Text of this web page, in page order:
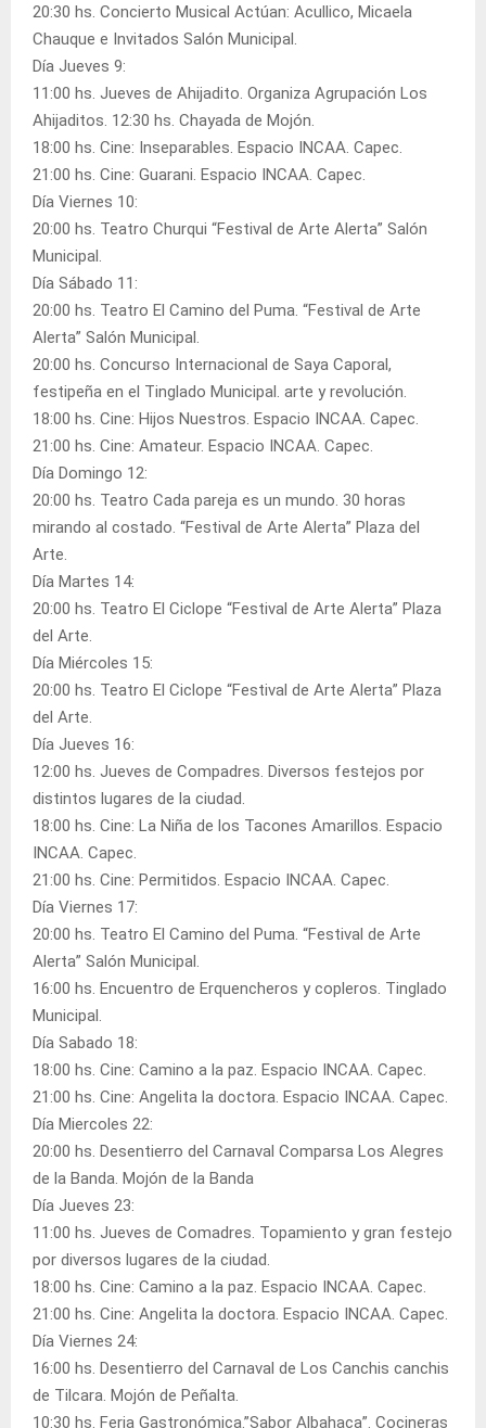
20:30 hs. Concierto Musical Actúan: Acullico, Micaela
Chauque e Invitados Salón Municipal.
Día Jueves 9:
11:00 hs. Jueves de Ahijadito. Organiza Agrupación Los
Ahijaditos. 12:30 hs. Chayada de Mojón.
18:00 hs. Cine: Inseparables. Espacio INCAA. Capec.
21:00 hs. Cine: Guarani. Espacio INCAA. Capec.
Día Viernes 10:
20:00 hs. Teatro Churqui “Festival de Arte Alerta” Salón
Municipal.
Día Sábado 11:
20:00 hs. Teatro El Camino del Puma. “Festival de Arte
Alerta” Salón Municipal.
20:00 hs. Concurso Internacional de Saya Caporal,
festipeña en el Tinglado Municipal. arte y revolución.
18:00 hs. Cine: Hijos Nuestros. Espacio INCAA. Capec.
21:00 hs. Cine: Amateur. Espacio INCAA. Capec.
Día Domingo 12:
20:00 hs. Teatro Cada pareja es un mundo. 30 horas
mirando al costado. “Festival de Arte Alerta” Plaza del
Arte.
Día Martes 14:
20:00 hs. Teatro El Ciclope “Festival de Arte Alerta” Plaza
del Arte.
Día Miércoles 15:
20:00 hs. Teatro El Ciclope “Festival de Arte Alerta” Plaza
del Arte.
Día Jueves 16:
12:00 hs. Jueves de Compadres. Diversos festejos por
distintos lugares de la ciudad.
18:00 hs. Cine: La Niña de los Tacones Amarillos. Espacio
INCAA. Capec.
21:00 hs. Cine: Permitidos. Espacio INCAA. Capec.
Día Viernes 17:
20:00 hs. Teatro El Camino del Puma. “Festival de Arte
Alerta” Salón Municipal.
16:00 hs. Encuentro de Erquencheros y copleros. Tinglado
Municipal.
Día Sabado 18:
18:00 hs. Cine: Camino a la paz. Espacio INCAA. Capec.
21:00 hs. Cine: Angelita la doctora. Espacio INCAA. Capec.
Día Miercoles 22:
20:00 hs. Desentierro del Carnaval Comparsa Los Alegres
de la Banda. Mojón de la Banda
Día Jueves 23:
11:00 hs. Jueves de Comadres. Topamiento y gran festejo
por diversos lugares de la ciudad.
18:00 hs. Cine: Camino a la paz. Espacio INCAA. Capec.
21:00 hs. Cine: Angelita la doctora. Espacio INCAA. Capec.
Día Viernes 24:
16:00 hs. Desentierro del Carnaval de Los Canchis canchis
de Tilcara. Mojón de Peñalta.
10:30 hs. Feria Gastronómica.”Sabor Albahaca”. Cocineras